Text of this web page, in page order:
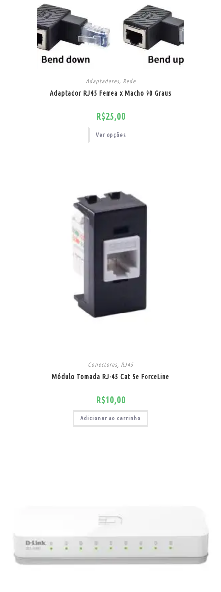
Adaptadores, Rede
Adaptador RJ45 Femea x Macho 90 Graus
R$25,00
Ver opções
Conectores, RJ45
Módulo Tomada RJ-45 Cat 5e ForceLine
R$10,00
Adicionar ao carrinho